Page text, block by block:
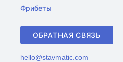
Фрибеты
ОБРАТНАЯ СВЯЗЬ
hello@stavmatic.com